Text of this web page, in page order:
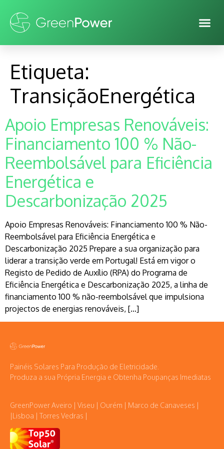
Etiqueta:
TransiçãoEnergética
Apoio Empresas Renováveis:
Financiamento 100 % Não-
Reembolsável para Eficiência
Energética e
Descarbonização 2025
Apoio Empresas Renováveis: Financiamento 100 % Não-
Reembolsável para Eficiência Energética e
Descarbonização 2025 Prepare a sua organização para
liderar a transição verde em Portugal! Está em vigor o
Registo de Pedido de Auxílio (RPA) do Programa de
Eficiência Energética e Descarbonização 2025, a linha de
financiamento 100 % não-reembolsável que impulsiona
projectos de energias renováveis, […]
Painéis Solares Para Produção de Eletricidade.
Produza a sua Própria Energia e Obtenha Poupanças Imediatas
GreenPower Aveiro | Viseu | Ourém | Marco de Canaveses |
|Lisboa | Torres Vedras |